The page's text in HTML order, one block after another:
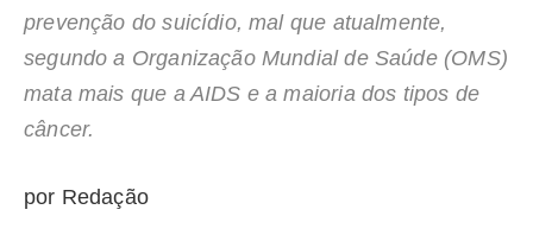
prevenção do suicídio, mal que atualmente,
segundo a Organização Mundial de Saúde (OMS)
mata mais que a AIDS e a maioria dos tipos de
câncer.
por Redação